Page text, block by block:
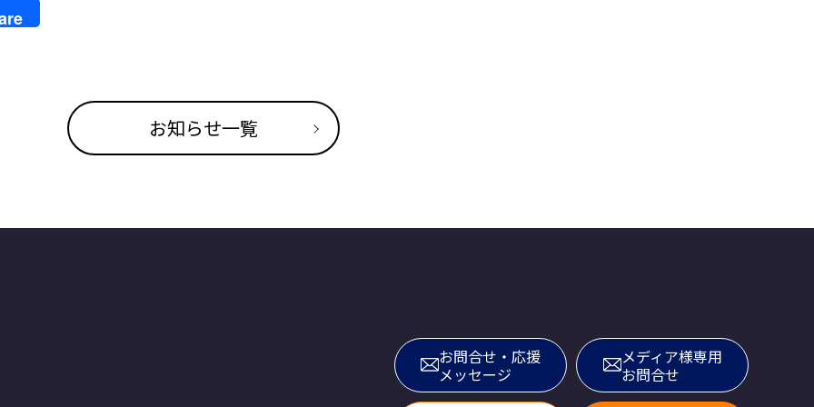
お知らせ一覧
お問合せ・応援
メッセージ
メディア様専用
お問合せ